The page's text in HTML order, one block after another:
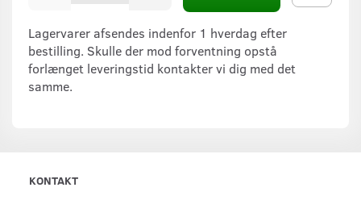
Lagervarer afsendes indenfor 1 hverdag efter
bestilling. Skulle der mod forventning opstå
forlænget leveringstid kontakter vi dig med det
samme.
KONTAKT